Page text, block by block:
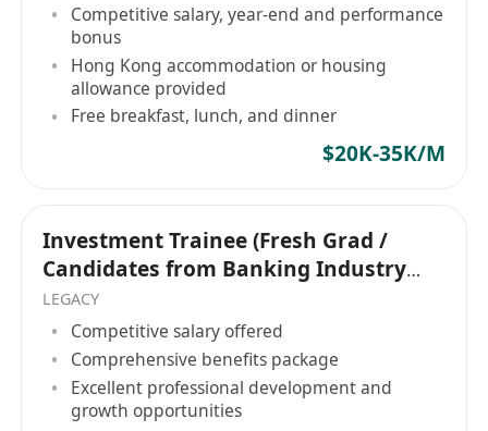
*********************。
請注意：只有在收到兩個個人資訊的附件表及完整
的報名材料後，方視為報名成功。
五、其他事項
假者，一經查實，即取消其應聘資格。已錄用的人
員，將解除錄用關係，並保留追究其法律責任的權
利。
3.在公開招聘過程中，公司承諾對應聘人員個人材
料嚴格保密，有關材料恕不退還。此次招聘接受社
會監督，如發現違規違紀問題線索，可向公司監督
部門舉報，監督郵箱：************。
Competitive salary, year-end and performance
bonus
Hong Kong accommodation or housing
allowance provided
Free breakfast, lunch, and dinner
$20K-35K/M
Investment Trainee (Fresh Grad /
Candidates from Banking Industry
are welcome)
LEGACY
Competitive salary offered
Comprehensive benefits package
Excellent professional development and
growth opportunities